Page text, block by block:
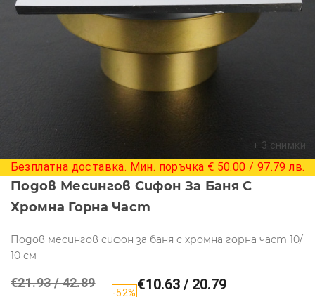
+ 3 снимки
Безплатна доставка. Мин. поръчка € 50.00 / 97.79 лв.
Подов Месингов Сифон За Баня С
Хромна Горна Част
Подов месингов сифон за баня с хромна горна част 10/
10 см
€21.93 / 42.89
-52%€10.63 / 20.79